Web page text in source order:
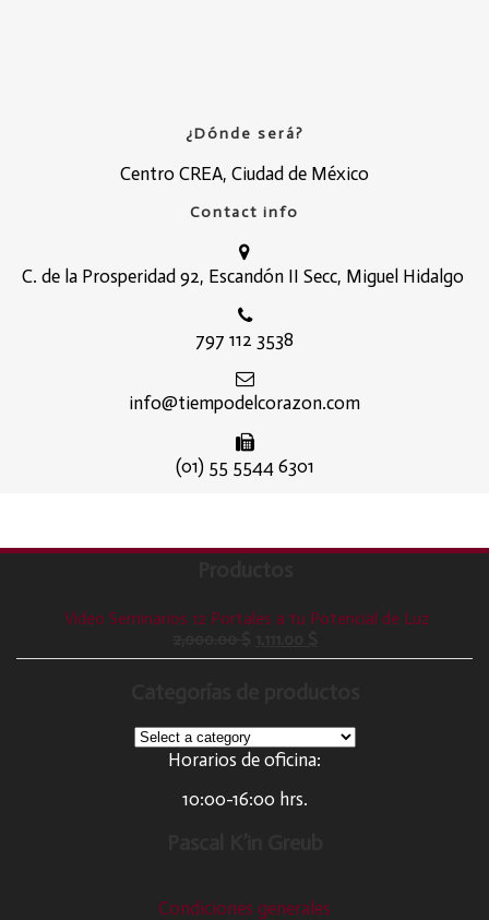
¿Dónde será?
Centro CREA, Ciudad de México
Contact info
C. de la Prosperidad 92, Escandón II Secc, Miguel Hidalgo
797 112 3538
info@tiempodelcorazon.com
(01) 55 5544 6301
Video Seminarios 12 Portales a tu Potencial de Luz
Horarios de oficina:
10:00-16:00 hrs.
Condiciones generales